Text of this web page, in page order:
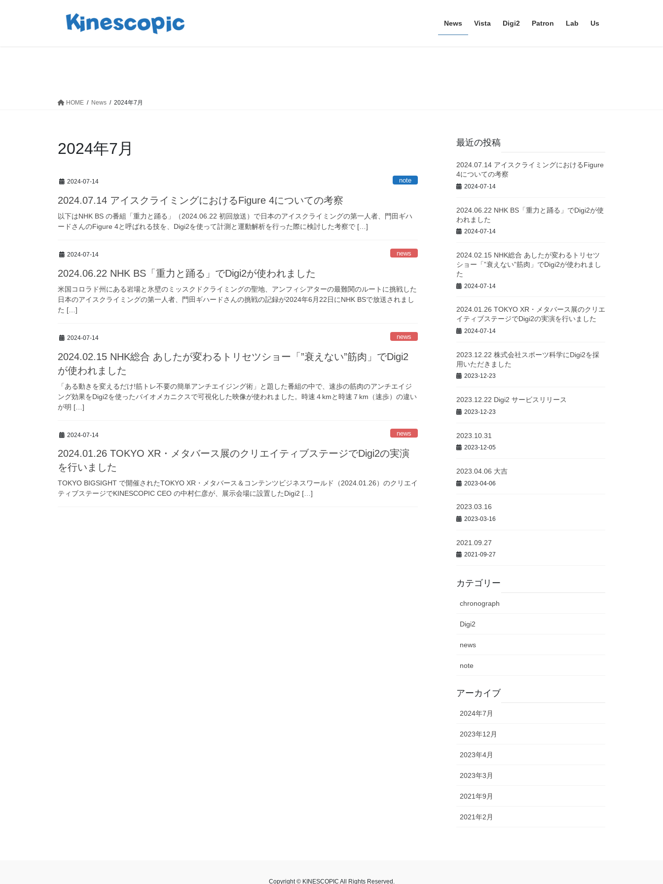
News Vista Digi2 Patron Lab Us
HOME News 2024年7月
2024年7月
2024-07-14 note
2024.07.14 アイスクライミングにおけるFigure 4についての考察
以下はNHK BS の番組「重力と踊る」（2024.06.22 初回放送）で日本のアイスクライミングの第一人者、門田ギハ
ードさんのFigure 4と呼ばれる技を、Digi2を使って計測と運動解析を行った際に検討した考察で […]
2024-07-14 news
2024.06.22 NHK BS「重力と踊る」でDigi2が使われました
米国コロラド州にある岩場と氷壁のミッスクドクライミングの聖地、アンフィシアターの最難関のルートに挑戦した
日本のアイスクライミングの第一人者、門田ギハードさんの挑戦の記録が2024年6月22日にNHK BSで放送されまし
た […]
2024-07-14 news
2024.02.15 NHK総合 あしたが変わるトリセツショー「”衰えない”筋肉」でDigi2
が使われました
「ある動きを変えるだけ!筋トレ不要の簡単アンチエイジング術」と題した番組の中で、速歩の筋肉のアンチエイジ
ング効果をDigi2を使ったバイオメカニクスで可視化した映像が使われました。時速４kmと時速７km（速歩）の違い
が明 […]
2024-07-14 news
2024.01.26 TOKYO XR・メタバース展のクリエイティブステージでDigi2の実演
を行いました
TOKYO BIGSIGHT で開催されたTOKYO XR・メタバース＆コンテンツビジネスワールド（2024.01.26）のクリエイ
ティブステージでKINESCOPIC CEO の中村仁彦が、展示会場に設置したDigi2 […]
最近の投稿
2024.07.14 アイスクライミングにおけるFigure
4についての考察
2024-07-14
2024.06.22 NHK BS「重力と踊る」でDigi2が使
われました
2024-07-14
2024.02.15 NHK総合 あしたが変わるトリセツ
ショー「”衰えない”筋肉」でDigi2が使われまし
た
2024-07-14
2024.01.26 TOKYO XR・メタバース展のクリエ
イティブステージでDigi2の実演を行いました
2024-07-14
2023.12.22 株式会社スポーツ科学にDigi2を採
用いただきました
2023-12-23
2023.12.22 Digi2 サービスリリース
2023-12-23
2023.10.31
2023-12-05
2023.04.06 大吉
2023-04-06
2023.03.16
2023-03-16
2021.09.27
2021-09-27
カテゴリー
chronograph
Digi2
news
note
アーカイブ
2024年7月
2023年12月
2023年4月
2023年3月
2021年9月
2021年2月
Copyright © KINESCOPIC All Rights Reserved.